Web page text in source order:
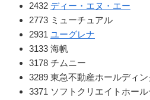
2432 ディー・エヌ・エー
2773 ミューチュアル
2931 ユーグレナ
3133 海帆
3178 チムニー
3289 東急不動産ホールディン
3371 ソフトクリエイトホー